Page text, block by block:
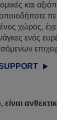
και
χώρος,
ενός